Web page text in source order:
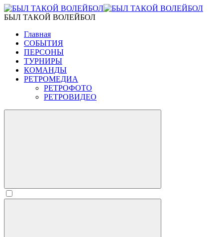
БЫЛ ТАКОЙ ВОЛЕЙБОЛ
Главная
СОБЫТИЯ
ПЕРСОНЫ
ТУРНИРЫ
КОМАНДЫ
РЕТРОМЕДИА
РЕТРОФОТО
РЕТРОВИДЕО